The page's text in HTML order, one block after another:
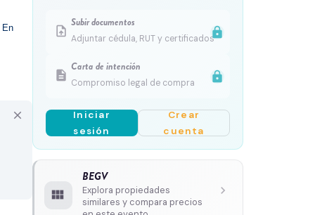
En
close
upload_file
Subir documentos
Adjuntar cédula, RUT y certificadoslock
description
Carta de intención
Compromiso legal de compra lock
Iniciar
sesión
Crear
cuenta
view_module
BEGV
Explora propiedades
similares y compara precios
chevron_right